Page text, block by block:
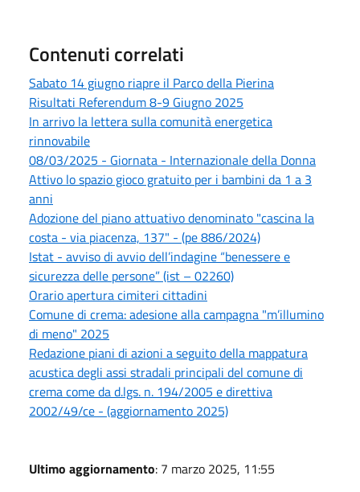
Contenuti correlati
Sabato 14 giugno riapre il Parco della Pierina
Risultati Referendum 8-9 Giugno 2025
In arrivo la lettera sulla comunità energetica
rinnovabile
08/03/2025 - Giornata - Internazionale della Donna
Attivo lo spazio gioco gratuito per i bambini da 1 a 3
anni
Adozione del piano attuativo denominato "cascina la
costa - via piacenza, 137" - (pe 886/2024)
Istat - avviso di avvio dell’indagine “benessere e
sicurezza delle persone” (ist – 02260)
Orario apertura cimiteri cittadini
Comune di crema: adesione alla campagna "m’illumino
di meno" 2025
Redazione piani di azioni a seguito della mappatura
acustica degli assi stradali principali del comune di
crema come da d.lgs. n. 194/2005 e direttiva
2002/49/ce - (aggiornamento 2025)
Ultimo aggiornamento: 7 marzo 2025, 11:55